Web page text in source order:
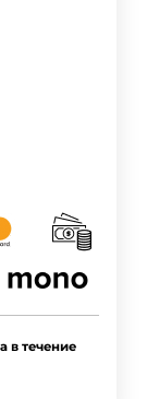
в течение